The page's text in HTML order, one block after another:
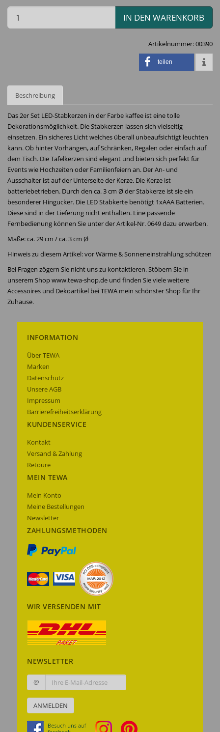
IN DEN WARENKORB
Artikelnummer:00390
teilen
Beschreibung
Das 2er Set LED-Stabkerzen in der Farbe kaffee ist eine tolle
Dekorationsmöglichkeit. Die Stabkerzen lassen sich vielseitig
einsetzen. Ein sicheres Licht welches überall unbeaufsichtigt leuchten
kann. Ob hinter Vorhängen, auf Schränken, Regalen oder einfach auf
dem Tisch. Die Tafelkerzen sind elegant und bieten sich perfekt für
Events wie Hochzeiten oder Familienfeiern an. Der An- und
Ausschalter ist auf der Unterseite der Kerze. Die Kerze ist
batteriebetrieben. Durch den ca. 3 cm Ø der Stabkerze ist sie ein
besonderer Hingucker. Die LED Stabkerte benötigt 1xAAA Batterien.
Diese sind in der Lieferung nicht enthalten. Eine passende
Fernbedienung können Sie unter der Artikel-Nr. 0649 dazu erwerben.
Maße: ca. 29 cm / ca. 3 cm Ø
Hinweis zu diesem Artikel: vor Wärme & Sonneneinstrahlung schützen
Bei Fragen zögern Sie nicht uns zu kontaktieren. Stöbern Sie in
unserem Shop www.tewa-shop.de und finden Sie viele weitere
Accessoires und Dekoartikel bei TEWA mein schönster Shop für Ihr
Zuhause.
INFORMATION
Über TEWA
Marken
Datenschutz
Unsere AGB
Impressum
Barrierefreiheitserklärung
KUNDENSERVICE
Kontakt
Versand & Zahlung
Retoure
MEIN TEWA
Mein Konto
Meine Bestellungen
Newsletter
ZAHLUNGSMETHODEN
WIR VERSENDEN MIT
NEWSLETTER
@
ANMELDEN